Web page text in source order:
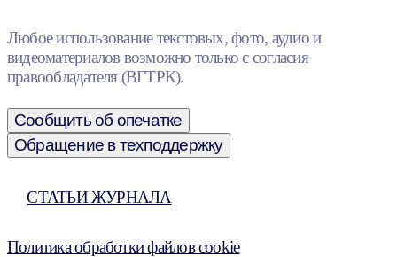
Любое использование текстовых, фото, аудио и
видеоматериалов возможно только с согласия
правообладателя (ВГТРК).
Сообщить об опечатке
Обращение в техподдержку
СТАТЬИ ЖУРНАЛА
Политика обработки файлов cookie